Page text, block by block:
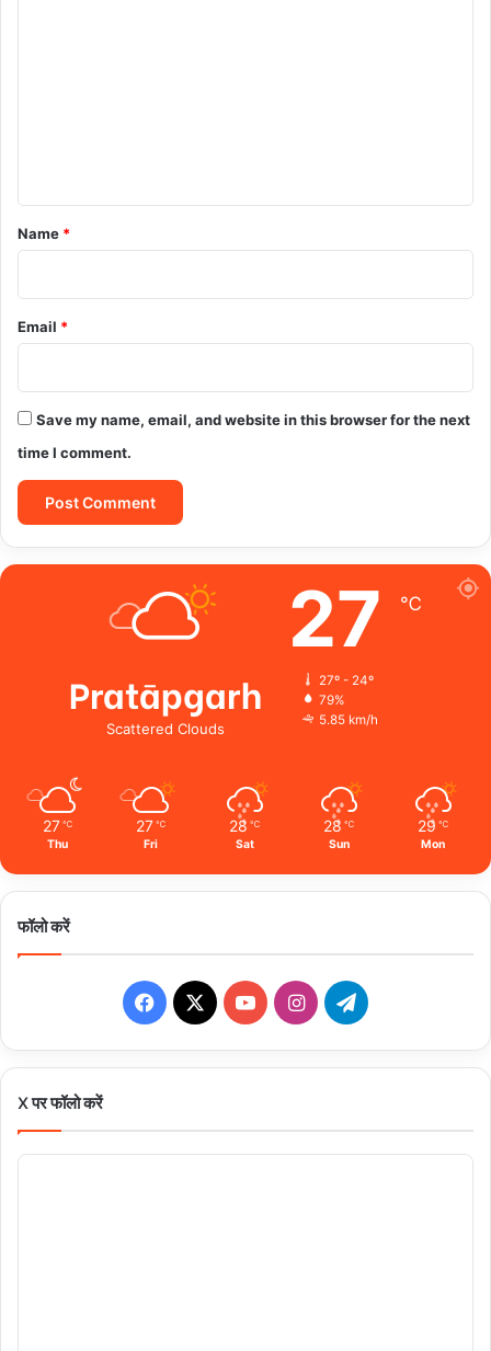
*
Name *
Email *
Save my name, email, and website in this browser for the next
time I comment.
Pratāpgarh
Scattered Clouds
27 ℃
27º - 24º
79%
5.85 km/h
27 ℃
Thu
27 ℃
Fri
28 ℃
Sat
28 ℃
Sun
29 ℃
Mon
फॉलो करें
Facebook
X YouTubeInstagramTelegram
X पर फॉलो करें